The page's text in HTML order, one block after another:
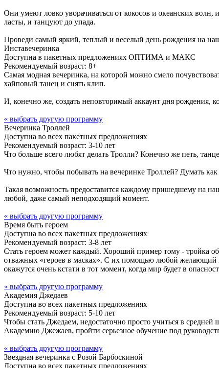
Они умеют ловко уворачиваться от кокосов и океанских
ласты, и танцуют до упада.
Проведи самый яркий, теплый и веселый день рождения на
Инставечеринка
Доступна в пакетных предложениях ОПТИМА и МАКС
Рекомендуемый возраст: 8+
Самая модная вечеринка, на которой можно смело
хайповый танец и снять клип.
И, конечно же, создать неповторимый аккаунт дня рождения,
« выбрать другую программу
Вечеринка Троллей
Доступна во всех пакетных предложениях
Рекомендуемый возраст: 3-10 лет
Что больше всего любят делать Тролли? Конечно же петь,
Что нужно, чтобы побывать на вечеринке Троллей? Думать
Такая возможность предоставится каждому пришедшему на
любой, даже самый неподходящий момент.
« выбрать другую программу
Время быть героем
Доступна во всех пакетных предложениях
Рекомендуемый возраст: 3-8 лет
Стать героем может каждый. Хороший пример тому - тройка
отважных «героев в масках». С их помощью любой желающий
окажутся очень кстати в тот момент, когда мир будет в
« выбрать другую программу
Академия Джедаев
Доступна во всех пакетных предложениях
Рекомендуемый возраст: 5-10 лет
Чтобы стать Джедаем, недостаточно просто учиться в
Академию Джежаев, пройти серьезное обучение под
« выбрать другую программу
Звездная вечеринка с Розой Барбоскиной
Доступна во всех пакетных предложениях